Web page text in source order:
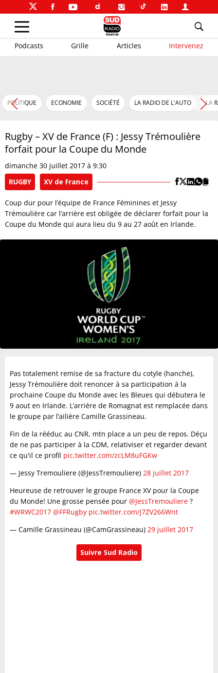
Podcasts Grille Articles Intervenez
POLITIQUE ECONOMIE SOCIÉTÉ LA RADIO DE L'AUTO LA
Rugby – XV de France (F) : Jessy Trémoulière
forfait pour la Coupe du Monde
dimanche 30 juillet 2017 à 9:30
RUGBY
XV de France
Coup dur pour l’équipe de France Féminines et Jessy
Trémoulière car l’arrière est obligée de déclarer forfait pour la
Coupe du Monde qui aura lieu du 9 au 27 août en Irlande.
Pas totalement remise de sa fracture du cotyle (hanche),
Jessy Trémoulière doit renoncer à sa participation à la
prochaine Coupe du Monde avec les Bleues qui débutera le
9 aout en Irlande. L’arrière de Romagnat est remplacée dans
le groupe par l’ailière Camille Grassineau.
Fin de la rééduc au CNR, mtn place a un peu de repos. Déçu
de ne pas participer à la CDM, relativiser et regarder devant
ce qu'il ce profil pic.twitter.com/zcLM8uFGKw
— Jessy Tremouliere (@JessTremouliere) 28 juillet 2017
Heureuse de retrouver le groupe France XV pour la Coupe
du Monde! Une grosse pensée pour @JessTremouliere ?
#WRWC2017 @FFRugby pic.twitter.com/j7ZV266Wnt
— Camille Grassineau (@CamGrassineau) 29 juillet 2017
Suivre Sud Radio